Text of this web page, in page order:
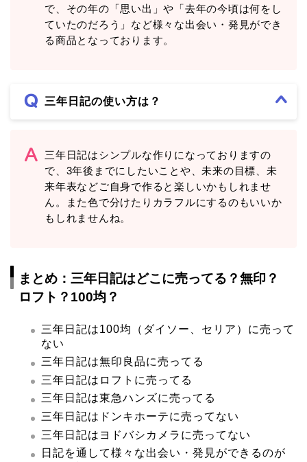
で、その年の「思い出」や「去年の今頃は何をし
ていたのだろう」など様々な出会い・発見ができ
る商品となっております。
三年日記の使い方は？
三年日記はシンプルな作りになっておりますの
で、3年後までにしたいことや、未来の目標、未
来年表などご自身で作ると楽しいかもしれませ
ん。また色で分けたりカラフルにするのもいいか
もしれませんね。
まとめ：三年日記はどこに売ってる？無印？
ロフト？100均？
三年日記は100均（ダイソー、セリア）に売って
ない
三年日記は無印良品に売ってる
三年日記はロフトに売ってる
三年日記は東急ハンズに売ってる
三年日記はドンキホーテに売ってない
三年日記はヨドバシカメラに売ってない
日記を通して様々な出会い・発見ができるのが